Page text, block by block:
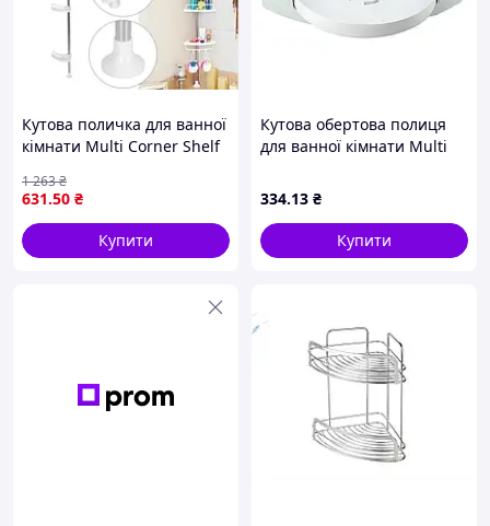
Кутова поличка для ванної
кімнати Multi Corner Shelf
Полиця на присосках
qwert
631.50 ₴
1 263₴
Купити
Кутова обертова полиця
для ванної кімнати Multi
334.13 ₴
Купити